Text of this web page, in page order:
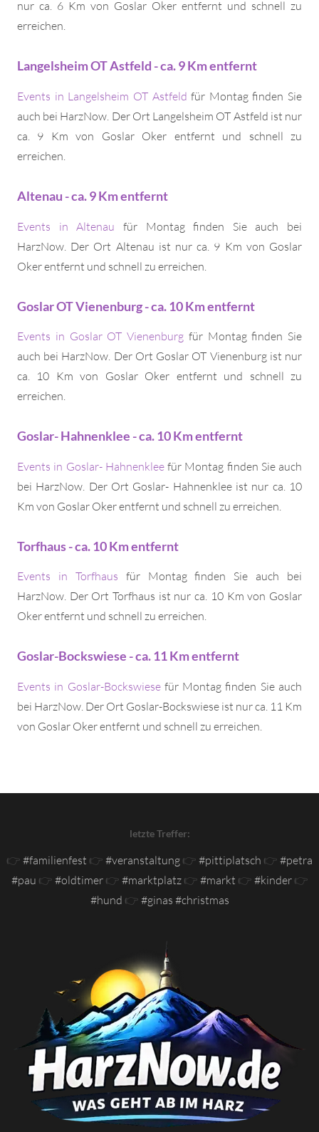
nur ca. 6 Km von Goslar Oker entfernt und schnell zu
erreichen.
Langelsheim OT Astfeld - ca. 9 Km entfernt
Events in Langelsheim OT Astfeld für Montag finden Sie
auch bei HarzNow. Der Ort Langelsheim OT Astfeld ist nur
ca. 9 Km von Goslar Oker entfernt und schnell zu
erreichen.
Altenau - ca. 9 Km entfernt
Events in Altenau für Montag finden Sie auch bei
HarzNow. Der Ort Altenau ist nur ca. 9 Km von Goslar
Oker entfernt und schnell zu erreichen.
Goslar OT Vienenburg - ca. 10 Km entfernt
Events in Goslar OT Vienenburg für Montag finden Sie
auch bei HarzNow. Der Ort Goslar OT Vienenburg ist nur
ca. 10 Km von Goslar Oker entfernt und schnell zu
erreichen.
Goslar- Hahnenklee - ca. 10 Km entfernt
Events in Goslar- Hahnenkleefür Montag finden Sie auch
bei HarzNow. Der Ort Goslar- Hahnenklee ist nur ca. 10
Km von Goslar Oker entfernt und schnell zu erreichen.
Torfhaus - ca. 10 Km entfernt
Events in Torfhaus für Montag finden Sie auch bei
HarzNow. Der Ort Torfhaus ist nur ca. 10 Km von Goslar
Oker entfernt und schnell zu erreichen.
Goslar-Bockswiese - ca. 11 Km entfernt
Events in Goslar-Bockswiesefür Montag finden Sie auch
bei HarzNow. Der Ort Goslar-Bockswiese ist nur ca. 11 Km
von Goslar Oker entfernt und schnell zu erreichen.
letzte Treffer:
👉 #familienfest 👉 #veranstaltung 👉 #pittiplatsch 👉 #petra
#pau 👉 #oldtimer👉 #marktplatz👉 #markt 👉 #kinder👉
#hund 👉 #ginas #christmas